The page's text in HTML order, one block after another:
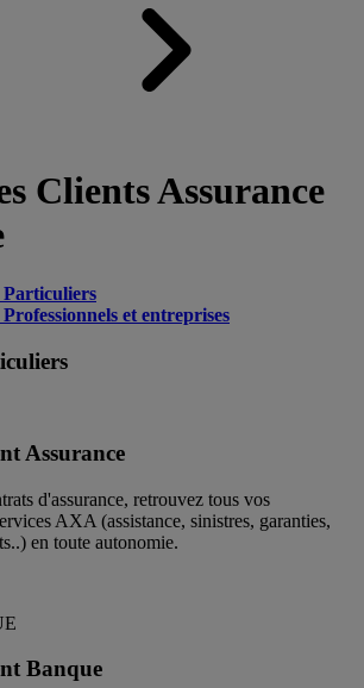
Clients Assurance
Particuliers
et entreprises
Assurance
d'assurance, retrouvez tous vos
AXA (assistance, sinistres, garanties,
en toute autonomie.
Banque